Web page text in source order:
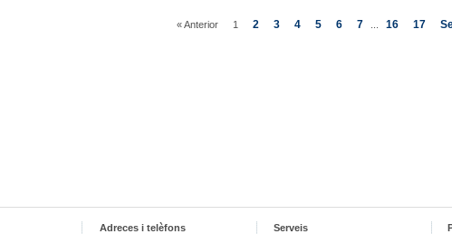
« Anterior 1 2 3 4 5 6 7 16 17
Adreces i telèfons Serveis